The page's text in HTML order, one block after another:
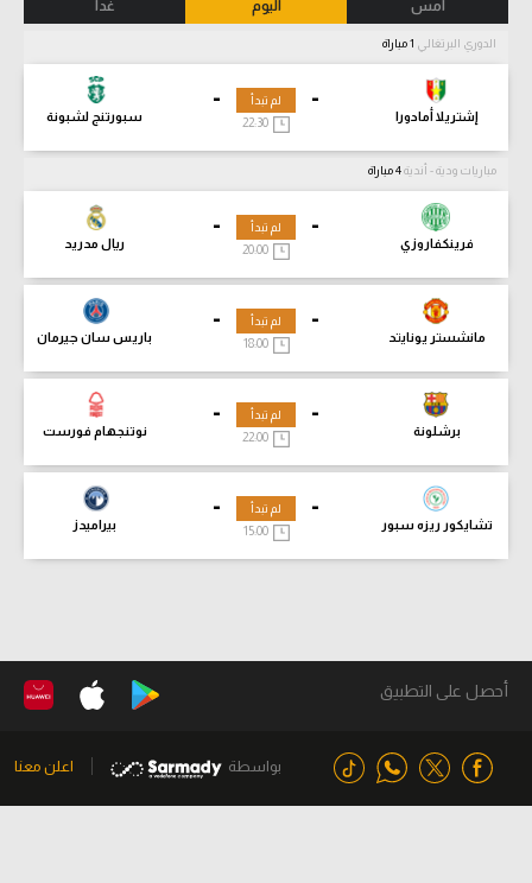
أمس اليوم غدا
الدوري البرتغالي
-
إشتريلا أمادورا
-
سبورتنج لشبونة
لم تبدأ
مباريات ودية - أندية
-
فرينكفاروزي
-
ريال مدريد
لم تبدأ
-
مانشستر يونايتد
-
باريس سان جيرمان
لم تبدأ
18:00
-
برشلونة
-
نوتنجهام فورست
لم تبدأ
-
تشايكور ريزه سبور
-
بيراميدز
لم تبدأ
15:00
أحصل على التطبيق
بواسطة اعلن معنا